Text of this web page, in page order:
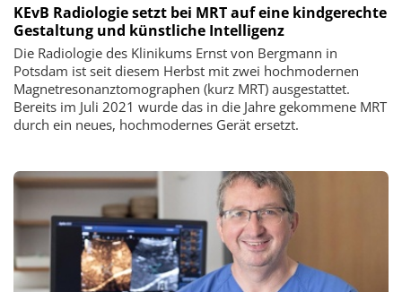
KEvB Radiologie setzt bei MRT auf eine kindgerechte
Gestaltung und künstliche Intelligenz
Die Radiologie des Klinikums Ernst von Bergmann in
Potsdam ist seit diesem Herbst mit zwei hochmodernen
Magnetresonanztomographen (kurz MRT) ausgestattet.
Bereits im Juli 2021 wurde das in die Jahre gekommene MRT
durch ein neues, hochmodernes Gerät ersetzt.